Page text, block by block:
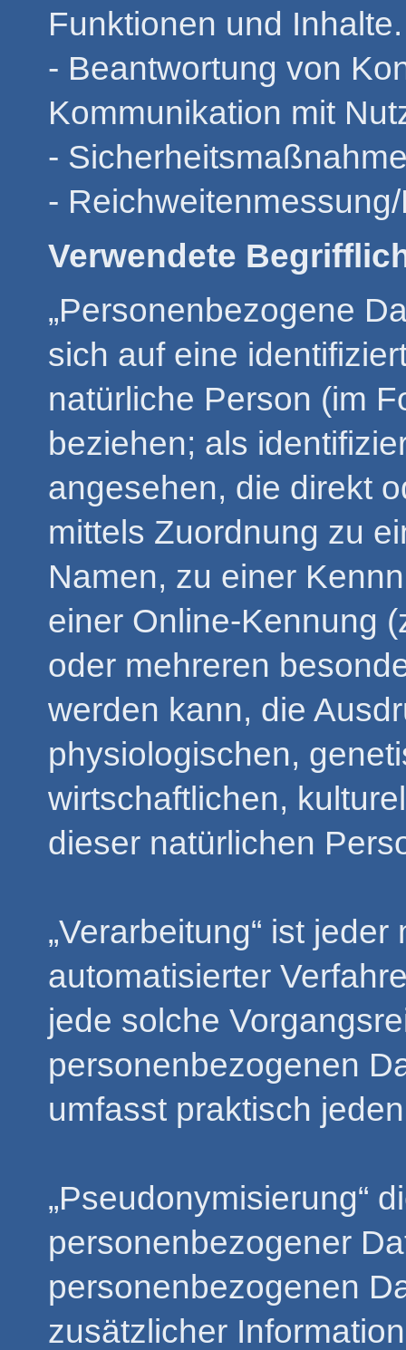
Funktionen und Inhalte.
- Beantwortung von
Kommunikation mit
-
-
Verwendete
„Personenbezogene
sich auf eine
natürliche Person (im
beziehen; als
angesehen, die direkt
mittels Zuordnung zu
Namen, zu einer
einer Online-Kennung
oder mehreren
werden kann, die
physiologischen,
wirtschaftlichen,
dieser natürlichen
„Verarbeitung“ ist
automatisierter
jede solche
personenbezogenen
umfasst praktisch
„Pseudonymisierung“
personenbezogener
personenbezogenen
zusätzlicher